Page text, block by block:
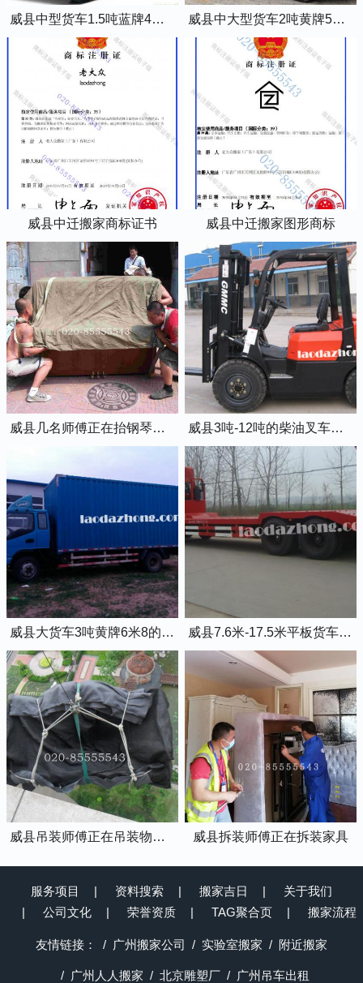
威县中型货车1.5吨蓝牌4米2厢式货车 威县中大型货车2吨黄牌5米2厢式货车
威县中迁搬家商标证书 威县中迁搬家图形商标
威县几名师傅正在抬钢琴上楼 威县3吨-12吨的柴油叉车出租
威县大货车3吨黄牌6米8的厢式货车 威县7.6米-17.5米平板货车出租
威县吊装师傅正在吊装物品上楼 威县拆装师傅正在拆装家具
服务项目 资料搜索 搬家吉日
关于我们
公司文化
荣誉资质 TAG聚合页 搬家流程
友情链接： 广州搬家公司 实验室搬家 附近搬家
广州人人搬家 北京雕塑厂 广州吊车出租